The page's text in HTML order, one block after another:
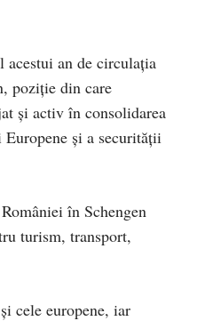
acestui an de circulația
poziție din care
și activ în consolidarea
și a securității
în Schengen
turism, transport,
cele europene, iar